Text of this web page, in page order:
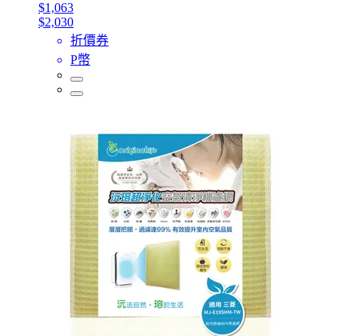
$1,063
$2,030
折價券
P幣